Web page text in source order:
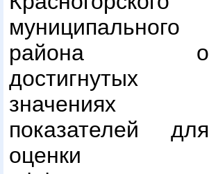
муниципального
района о
достигнутых
значениях
показателей для
оценки